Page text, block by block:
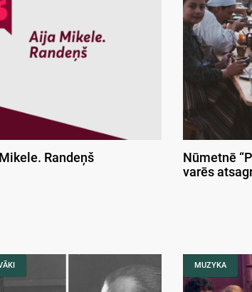
Randeņš
Nūmetnē
varēs
MUZYKA